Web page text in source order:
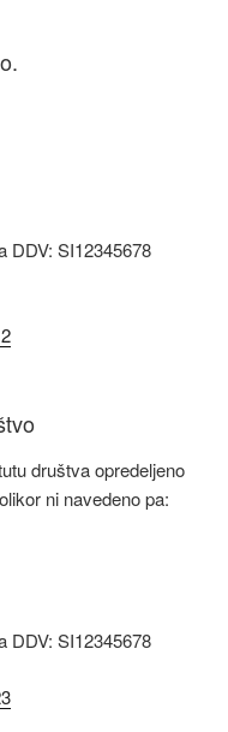
DDV: SI12345678
društva opredeljeno
ni navedeno pa:
DDV: SI12345678